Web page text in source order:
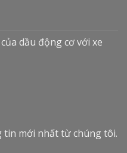
dầu động cơ với xe
tin mới nhất từ chúng tôi.